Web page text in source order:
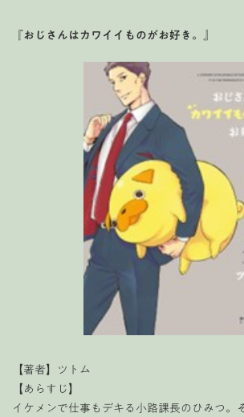
『おじさんはカワイイものがお好き。』
【著者】ツトム
【あらすじ】
イケメンで仕事もデキる小路課長のひみつ。